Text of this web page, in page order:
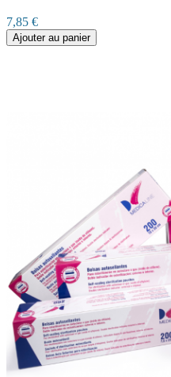
7,85 €
Ajouter au panier